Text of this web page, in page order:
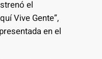
el
Vive Gente”,
en el